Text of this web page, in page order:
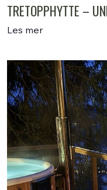
TRETOPPHYTTE –
Les mer